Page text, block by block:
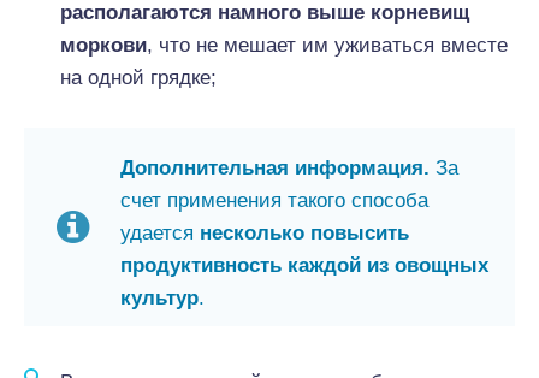
располагаются намного выше корневищ
моркови, что не мешает им уживаться вместе
на одной грядке;
Дополнительная информация. За
счет применения такого способа
удается несколько повысить
продуктивность каждой из овощных
культур.